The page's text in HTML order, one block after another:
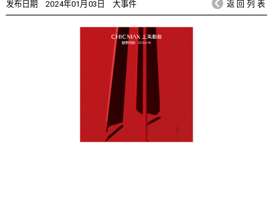
发布日期 2024年01月03日 大事件 返回列表